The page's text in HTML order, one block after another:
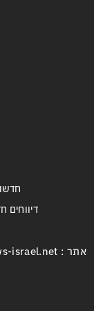
דיווחים
אתר : www.news-israel.net